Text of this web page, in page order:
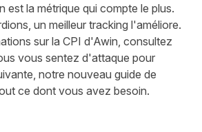
est la métrique qui compte le plus.
un meilleur tracking l'améliore.
sur la CPI d'Awin, consultez
vous sentez d'attaque pour
notre nouveau guide de
ce dont vous avez besoin.